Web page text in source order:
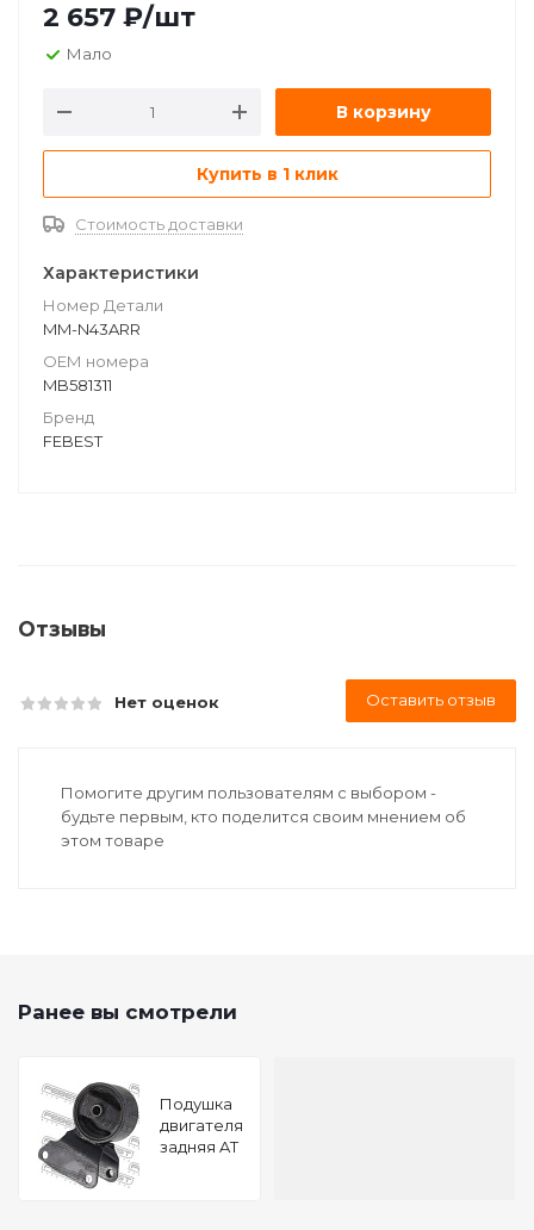
2 657 ₽/шт
Мало
В корзину
Купить в 1 клик
Стоимость доставки
Характеристики
Номер Детали
MM-N43ARR
ОЕМ номера
MB581311
Бренд
FEBEST
Отзывы
Нет оценок Оставить отзыв
Помогите другим пользователям с выбором -
будьте первым, кто поделится своим мнением об
этом товаре
Ранее вы смотрели
Подушка
двигателя
задняя AT